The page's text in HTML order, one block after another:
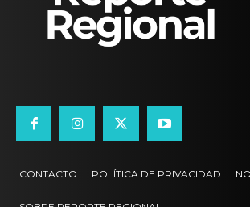
CONTACTO POLÍTICA DE PRIVACIDAD